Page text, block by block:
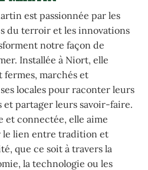
est passionnée par les
du terroir et les innovations
notre façon de
Installée à Niort, elle
fermes, marchés et
locales pour raconter leurs
et partager leurs savoir-faire.
et connectée, elle aime
le lien entre tradition et
que ce soit à travers la
la technologie ou les